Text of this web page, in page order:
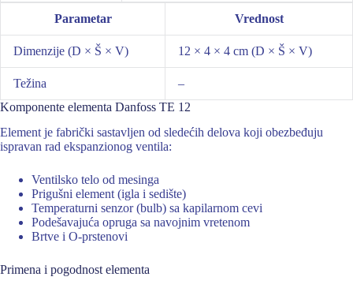
Parametar Vrednost
Dimenzije (D × Š × V) 12 × 4 × 4 cm (D × Š × V)
Težina
–
Komponente elementa Danfoss TE 12
Element je fabrički sastavljen od sledećih delova koji obezbeđuju
ispravan rad ekspanzionog ventila:
Ventilsko telo od mesinga
Prigušni element (igla i sedište)
Temperaturni senzor (bulb) sa kapilarnom cevi
Podešavajuća opruga sa navojnim vretenom
Brtve i O-prstenovi
Primena i pogodnost elementa